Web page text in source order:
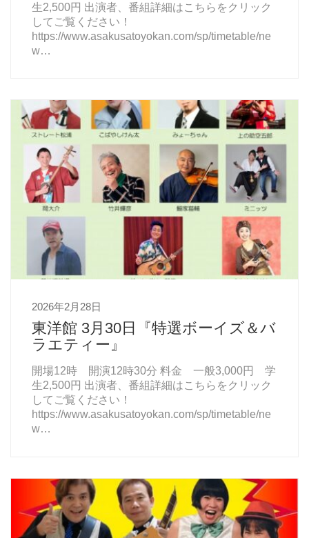
生2,500円 出演者、番組詳細はこちらをクリック
してご覧ください！
https://www.asakusatoyokan.com/sp/timetable/ne
w…
2026年2月28日
東洋館 3月30日『特選ボーイズ＆バ
ラエティー』
開場12時 開演12時30分 料金 一般3,000円 学
生2,500円 出演者、番組詳細はこちらをクリック
してご覧ください！
https://www.asakusatoyokan.com/sp/timetable/ne
w…